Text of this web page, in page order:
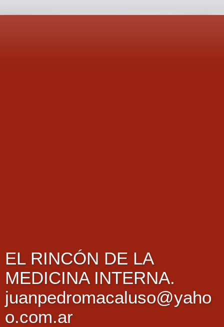
EL RINCÓN DE LA
MEDICINA INTERNA.
juanpedromacaluso@yaho
o.com.ar